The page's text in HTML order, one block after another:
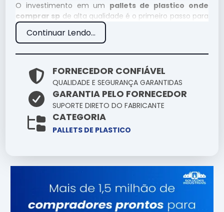
O investimento em um pallets de plastico onde
comprar sp de alta qualidade é o primeiro passo para
garantir a eficiência de qualquer operação técnica.
Em nossa empresa, priorizamos soluções que unam
moderno no mercado.
Especificações Técnicas
Atributo
Engenharia de ponta
durabilidade
Alta tolerância a
impactos e variações
Manuseio
Ergonomia pensada
na facilidade
Continuar Lendo...
FORNECEDOR CONFIÁVEL
QUALIDADE E SEGURANÇA GARANTIDAS
GARANTIA PELO FORNECEDOR
SUPORTE DIRETO DO FABRICANTE
CATEGORIA
PALLETS DE PLASTICO